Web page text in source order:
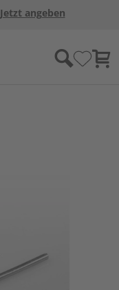
Jetzt angeben